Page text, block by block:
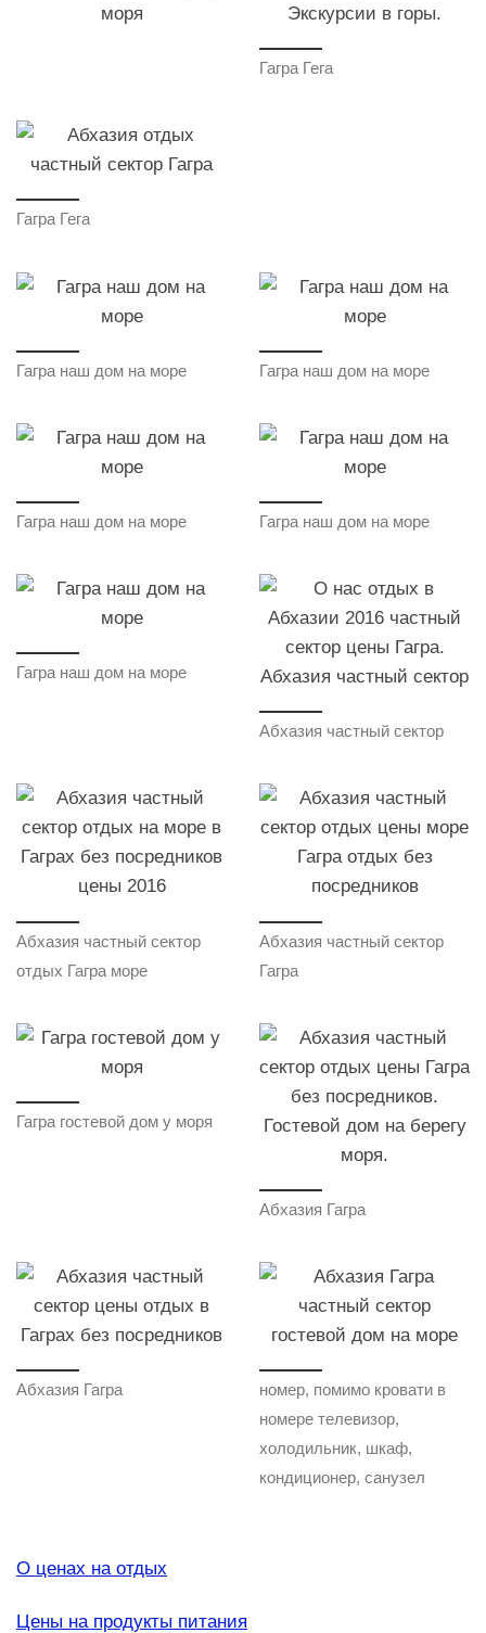
Гагра Гега
Гагра Гега
Гагра наш дом на море Гагра наш дом на море
Гагра наш дом на море Гагра наш дом на море
Гагра наш дом на море
Абхазия частный сектор
Абхазия частный сектор
отдых Гагра море
Абхазия частный сектор
Гагра
Гагра гостевой дом у моря
Абхазия Гагра
Абхазия Гагра
номер, помимо кровати в
номере телевизор,
холодильник, шкаф,
кондиционер, санузел
О ценах на отдых
Цены на продукты питания